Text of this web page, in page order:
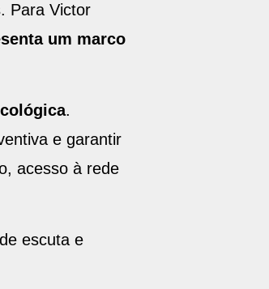
Para Victor
um marco
.
e garantir
acesso à rede
escuta e